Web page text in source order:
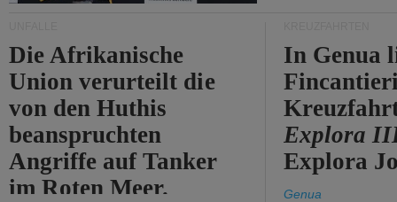
Die Afrikanische
Union verurteilt die
von den Huthis
beanspruchten
Angriffe auf Tanker
im Roten Meer.
In Genua
Explora
Explora
Genua